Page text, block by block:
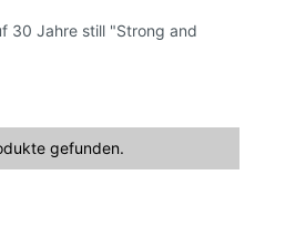
30 Jahre still "Strong and
gefunden.